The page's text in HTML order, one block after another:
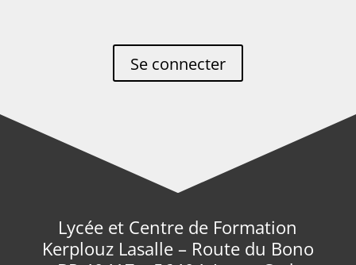
Se connecter
Lycée et Centre de Formation
Kerplouz Lasalle – Route du Bono